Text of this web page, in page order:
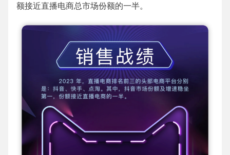
额接近直播电商总市场份额的一半。